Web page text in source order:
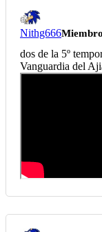
Nithg666Miembro
dos de la 5º
Vanguardia del